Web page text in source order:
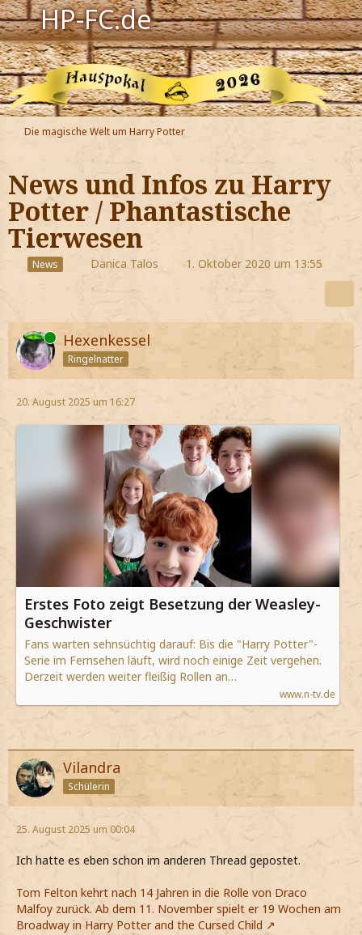
HP-FC.de
Navigation
Harry Potter
Der HP-FC
Hogwarts
Zauberwelt
Willkommen
Jetzt Fanclub-Mitglied werden!
Die magische Welt um Harry Potter
News und Infos zu Harry
Potter / Phantastische
Tierwesen
News Danica Talos 1. Oktober 2020 um 13:55
Online Hexenkessel
Ringelnatter
20. August 2025 um 16:27
Erstes Foto zeigt Besetzung der Weasley-
Geschwister
Fans warten sehnsüchtig darauf: Bis die "Harry Potter"-
Serie im Fernsehen läuft, wird noch einige Zeit vergehen.
Derzeit werden weiter fleißig Rollen an…
www.n-tv.de
Vilandra
Schülerin
25. August 2025 um 00:04
Ich hatte es eben schon im anderen Thread gepostet.
Tom Felton kehrt nach 14 Jahren in die Rolle von Draco
Malfoy zurück. Ab dem 11. November spielt er 19 Wochen am
Broadway in Harry Potter and the Cursed Child